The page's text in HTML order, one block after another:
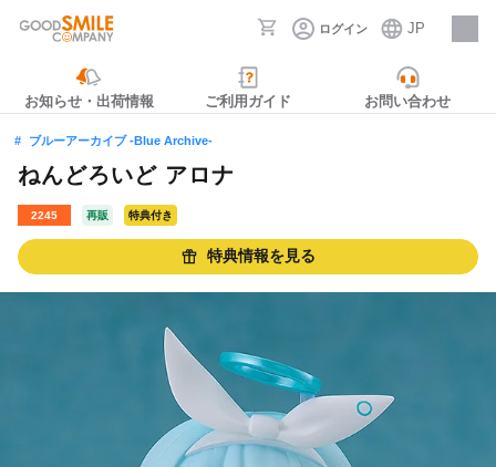
ログイン JP
採用情報
お知らせ・出荷情報 ご利用ガイド お問い合わせ
ブルーアーカイブ -Blue Archive-
ねんどろいど アロナ
2245 再販 特典付き
特典情報を見る